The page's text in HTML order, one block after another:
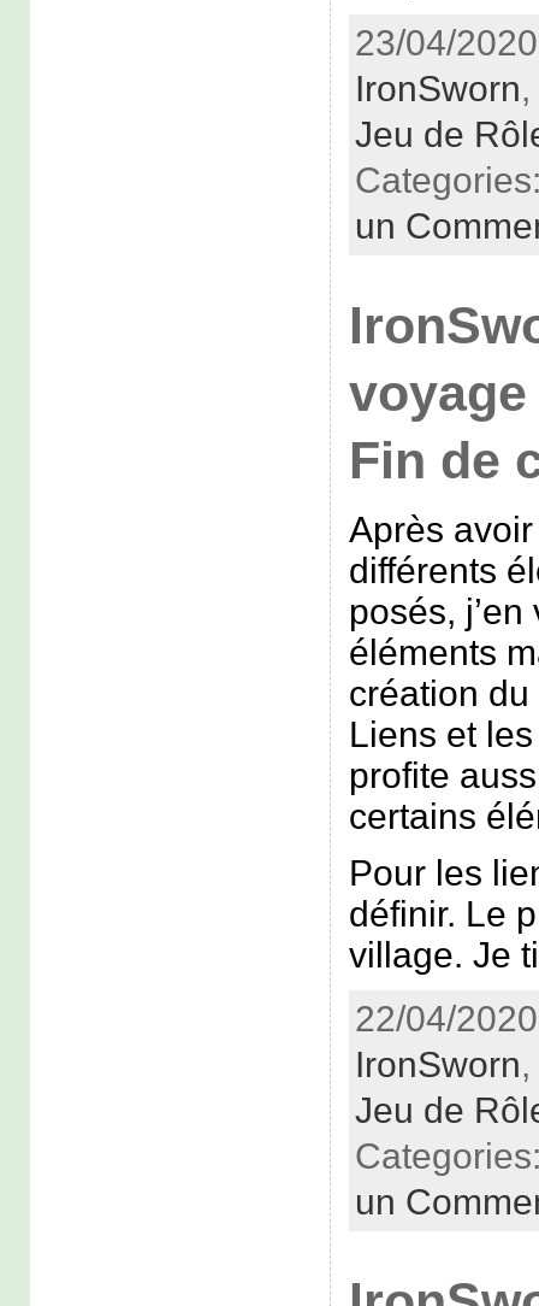
23/04/
IronSworn,
Jeu de
un
Fin de
Après
différents
posés,
éléments
création
Liens et
profite
certains
Pour les
définir. Le
village. Je
22/04/
IronSworn,
Jeu de
un